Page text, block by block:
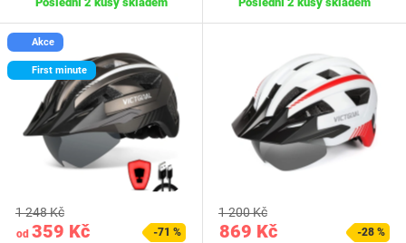
Akce
First minute
od 359 Kč
1 248 Kč
-71 % 869 Kč
1 200 Kč
-28 %